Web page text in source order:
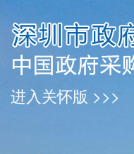
进入关怀版 >>>